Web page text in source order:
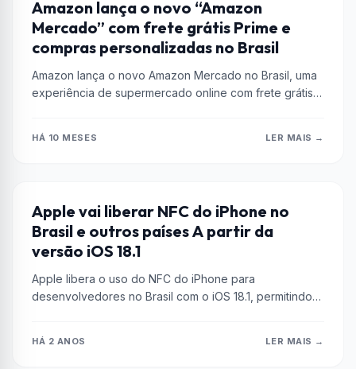
Amazon lança o novo “Amazon
Mercado” com frete grátis Prime e
compras personalizadas no Brasil
Amazon lança o novo Amazon Mercado no Brasil, uma
experiência de supermercado online com frete grátis
HÁ 10 MESES LER MAIS →
APPLE
Apple vai liberar NFC do iPhone no
Brasil e outros países A partir da
versão iOS 18.1
Apple libera o uso do NFC do iPhone para
desenvolvedores no Brasil com o iOS 18.1, permitindo
HÁ 2 ANOS LER MAIS →